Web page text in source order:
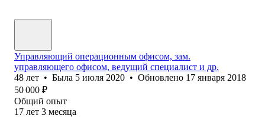
Управляющий операционным офисом, зам.
управляющего офисом, ведущий специалист и др.
48 лет • Была 5 июля 2020 • Обновлено 17 января 2018
50 000 ₽
Общий опыт
17 лет 3 месяца